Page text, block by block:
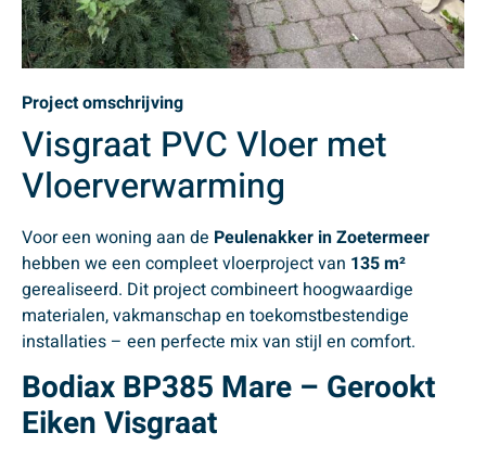
Project omschrijving
Visgraat PVC Vloer met
Vloerverwarming
Voor een woning aan de Peulenakker in Zoetermeer
hebben we een compleet vloerproject van 135 m²
gerealiseerd. Dit project combineert hoogwaardige
materialen, vakmanschap en toekomstbestendige
installaties – een perfecte mix van stijl en comfort.
Bodiax BP385 Mare – Gerookt
Eiken Visgraat